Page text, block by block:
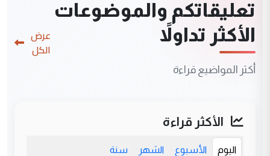
تعليقاتكم والموضوعات
الأكثر تداولاً
أكثر المواضيع قراءة
عرض
الكل
الأكثر قراءة
اليوم الأسبوع الشهر سنة